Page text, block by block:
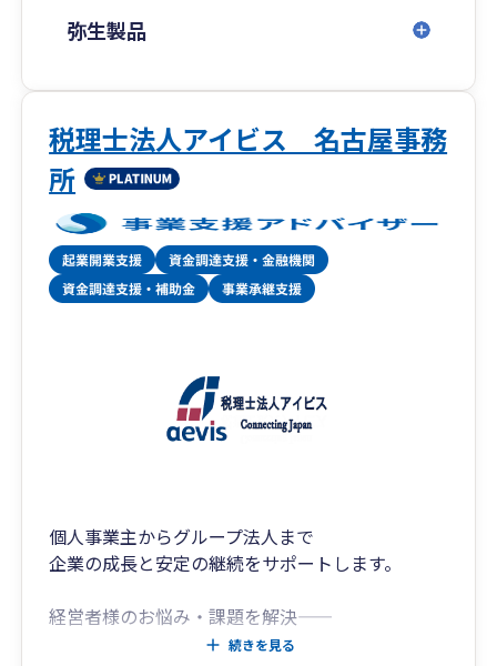
弥生製品
税理士法人アイビス 名古屋事務
所
個人事業主からグループ法人まで
企業の成長と安定の継続をサポートします。
経営者様のお悩み・課題を解決―――
独立開業・会社設立支援、法人成りから申告、月
続きを見る